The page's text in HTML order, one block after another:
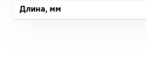
Длина, мм